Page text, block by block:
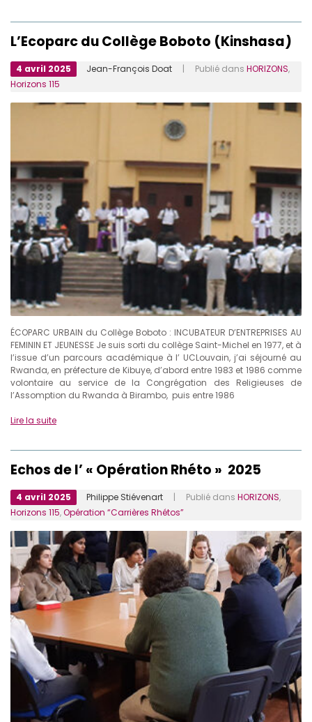
L’Ecoparc du Collège Boboto (Kinshasa)
4 avril 2025 Jean-François Doat | Publié dans HORIZONS,
Horizons 115
ÉCOPARC URBAIN du Collège Boboto : INCUBATEUR D’ENTREPRISES AU
FEMININ ET JEUNESSE Je suis sorti du collège Saint-Michel en 1977, et à
l’issue d’un parcours académique à l’ UCLouvain, j’ai séjourné au
Rwanda, en préfecture de Kibuye, d’abord entre 1983 et 1986 comme
volontaire au service de la Congrégation des Religieuses de
l’Assomption du Rwanda à Birambo, puis entre 1986
Lire la suite
Echos de l’ « Opération Rhéto » 2025
4 avril 2025 Philippe Stiévenart | Publié dans HORIZONS,
Horizons 115,Opération “Carrières Rhétos”